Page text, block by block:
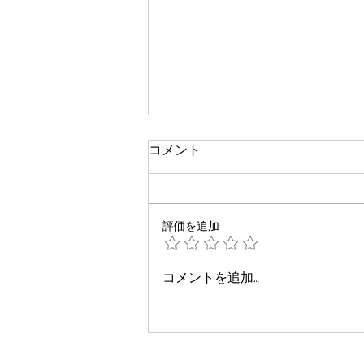
龍みくじ2026ギャラリー
コメント
評価を追加
コメントを追加…